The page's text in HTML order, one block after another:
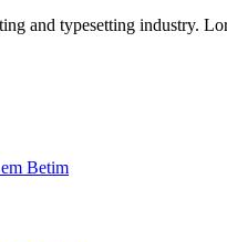
and typesetting industry.